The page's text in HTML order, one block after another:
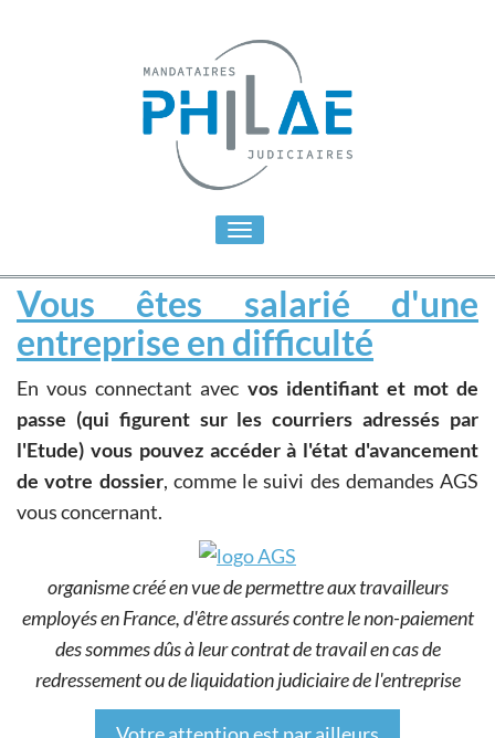
Toggle
Vous êtes salarié d'une
entreprise en difficulté
En vous connectant avec vos identifiant et mot de
passe (qui figurent sur les courriers adressés par
l'Etude) vous pouvez accéder à l'état d'avancement
de votre dossier, comme le suivi des demandes AGS
vous concernant.
organisme créé en vue de permettre aux travailleurs
employés en France, d'être assurés contre le non-paiement
des sommes dûs à leur contrat de travail en cas de
redressement ou de liquidation judiciaire de l'entreprise